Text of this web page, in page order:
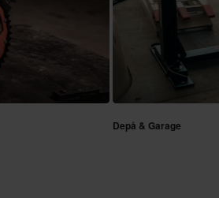
Depå & Garage